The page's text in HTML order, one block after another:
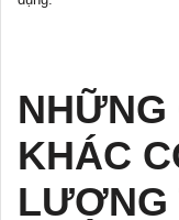
NHỮNG
KHÁC
LƯỢNG